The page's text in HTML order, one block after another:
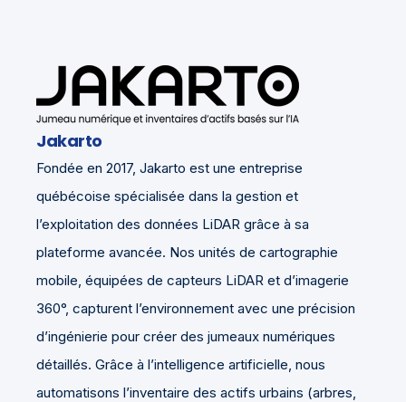
Jakarto
Fondée en 2017, Jakarto est une entreprise
québécoise spécialisée dans la gestion et
l’exploitation des données LiDAR grâce à sa
plateforme avancée. Nos unités de cartographie
mobile, équipées de capteurs LiDAR et d’imagerie
360°, capturent l’environnement avec une précision
d’ingénierie pour créer des jumeaux numériques
détaillés. Grâce à l’intelligence artificielle, nous
automatisons l’inventaire des actifs urbains (arbres,